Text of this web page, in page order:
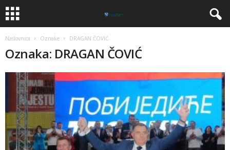
Naslovnica Oznake DRAGAN ČOVIĆ
Oznaka: DRAGAN ČOVIĆ